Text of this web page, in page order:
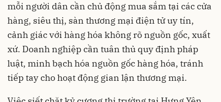
mỗi người dân cần chủ động mua sắm tại các cửa
hàng, siêu thị, sàn thương mại điện tử uy tín,
cảnh giác với hàng hóa không rõ nguồn gốc, xuất
xứ. Doanh nghiệp cần tuân thủ quy định pháp
luật, minh bạch hóa nguồn gốc hàng hóa, tránh
tiếp tay cho hoạt động gian lận thương mại.